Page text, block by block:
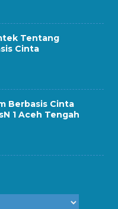
Tentang
Cinta
Berbasis Cinta
1 Aceh Tengah